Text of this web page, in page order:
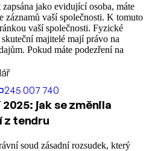
jako evidující osoba, máte
záznamů vaší společnosti. K tomuto
vaší společnosti. Fyzické
majitelé mají právo na
Pokud máte podezření na
245 007 740
jak se změnila
z tendru
soud zásadní rozsudek, který